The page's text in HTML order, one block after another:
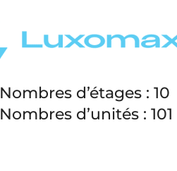
Nombres d’étages : 10
Nombres d’unités : 101